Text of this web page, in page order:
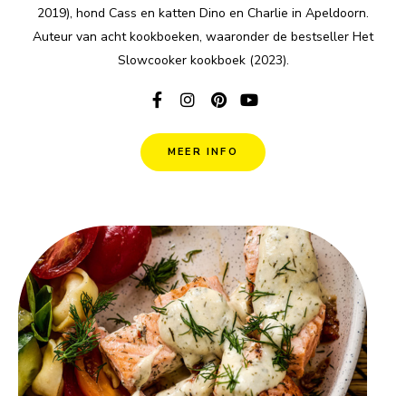
2019), hond Cass en katten Dino en Charlie in Apeldoorn.
Auteur van acht kookboeken, waaronder de bestseller Het
Slowcooker kookboek (2023).
MEER INFO